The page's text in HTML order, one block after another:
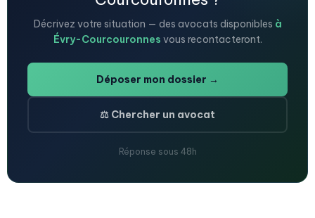
Décrivez votre situation — des avocats disponibles à
Évry-Courcouronnes vous recontacteront.
Déposer mon dossier →
⚖️ Chercher un avocat
Réponse sous 48h